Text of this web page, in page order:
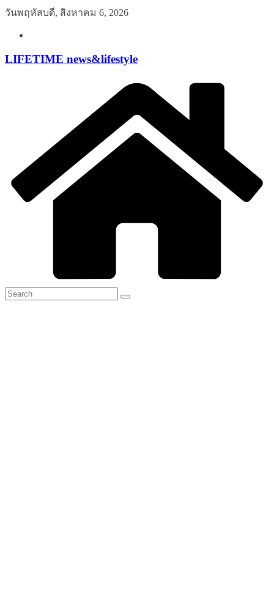
Skip
วันพฤหัสบดี, สิงหาคม 6, 2026
LIFETIME news&lifestyle